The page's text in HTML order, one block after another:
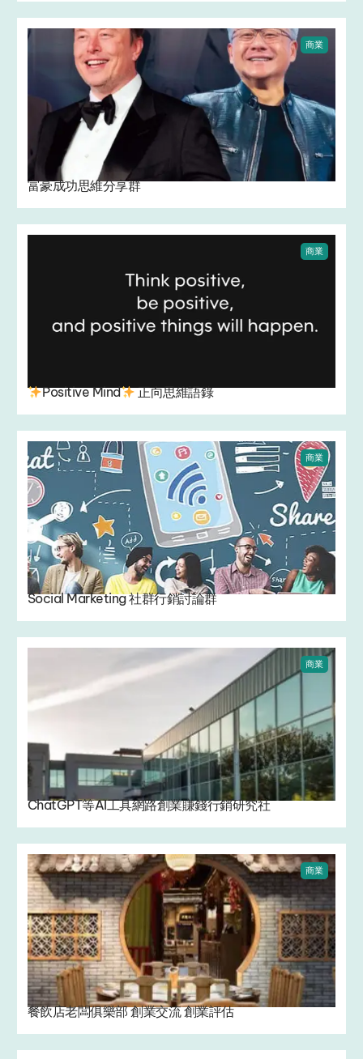
商業
富豪成功思維分享群
商業
Positive Mind 正向思維語錄
商業
Social Marketing 社群行銷討論群
商業
ChatGPT等AI工具網路創業賺錢行銷研究社
商業
餐飲店老闆俱樂部 創業交流 創業評估